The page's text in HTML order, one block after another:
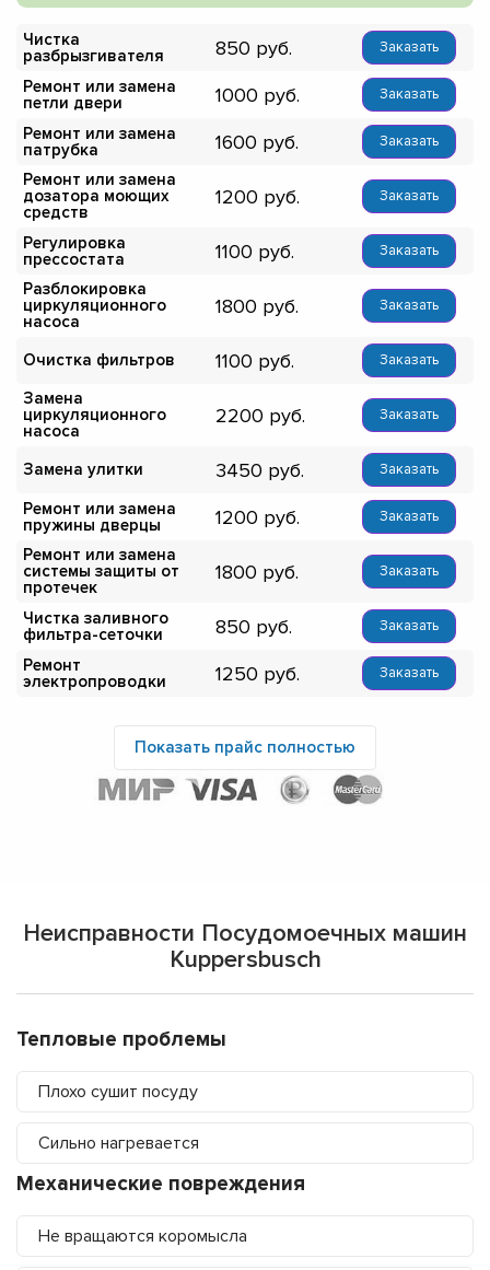
Чистка
разбрызгивателя
850 Заказать
Ремонт или замена
петли двери
1000 Заказать
Ремонт или замена
патрубка
1600 Заказать
Ремонт или замена
дозатора моющих
средств
1200 Заказать
Регулировка
прессостата
1100 Заказать
Разблокировка
циркуляционного
насоса
1800 Заказать
Очистка фильтров 1100 Заказать
Замена
циркуляционного
насоса
2200 Заказать
Замена улитки 3450 Заказать
Ремонт или замена
пружины дверцы
1200 Заказать
Ремонт или замена
системы защиты от
протечек
1800 Заказать
Чистка заливного
фильтра-сеточки
850 Заказать
Ремонт
электропроводки
1250 Заказать
Показать прайс полностью
Неисправности Посудомоечных машин
Kuppersbusch
Тепловые проблемы
Плохо сушит посуду
Сильно нагревается
Механические повреждения
Не вращаются коромысла